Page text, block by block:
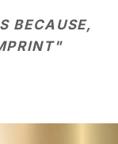
BECAUSE,